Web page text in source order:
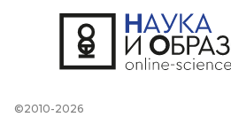
©2010-2026